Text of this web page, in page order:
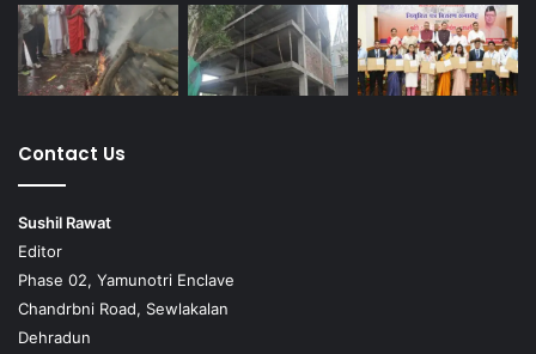
Contact Us
Sushil Rawat
Editor
Phase 02, Yamunotri Enclave
Chandrbni Road, Sewlakalan
Dehradun